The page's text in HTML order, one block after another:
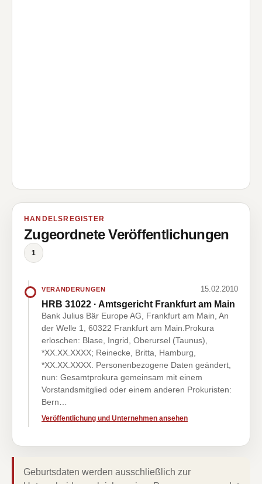
HANDELSREGISTER
Zugeordnete Veröffentlichungen
1
VERÄNDERUNGEN 15.02.2010
HRB 31022 · Amtsgericht Frankfurt am Main
Bank Julius Bär Europe AG, Frankfurt am Main, An
der Welle 1, 60322 Frankfurt am Main.Prokura
erloschen: Blase, Ingrid, Oberursel (Taunus),
*XX.XX.XXXX; Reinecke, Britta, Hamburg,
*XX.XX.XXXX. Personenbezogene Daten geändert,
nun: Gesamtprokura gemeinsam mit einem
Vorstandsmitglied oder einem anderen Prokuristen:
Bern…
Veröffentlichung und Unternehmen ansehen
Geburtsdaten werden ausschließlich zur